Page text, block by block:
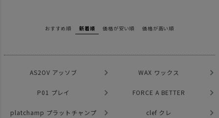
おすすめ順 新着順 価格が安い順 価格が高い順
AS2OV アッソブ WAX ワックス
P01 プレイ FORCE A BETTER
platchamp プラットチャンプ clef クレ